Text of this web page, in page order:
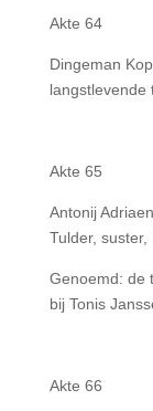
Akte 64
Dingeman
langstlevende
Akte 65
Antonij
Tulder,
Genoemd: de
bij Tonis
Akte 66